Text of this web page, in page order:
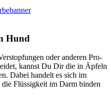
Hund
oder ande­ren Pro­
kannst Du Dir die in Äpfeln
Dabei han­delt es sich im
Flüs­sig­keit im Darm bin­den